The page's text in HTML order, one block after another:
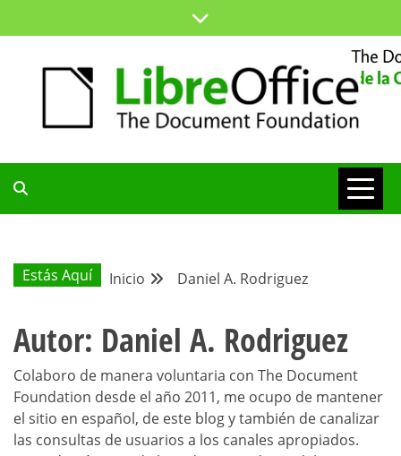
al
BLOG DE LA
COMUNIDAD
HISPANA
Estás Aquí Inicio Daniel A. Rodriguez
Autor: Daniel A. Rodriguez
Colaboro de manera voluntaria con The Document
Foundation desde el año 2011, me ocupo de mantener
el sitio en español, de este blog y también de canalizar
las consultas de usuarios a los canales apropiados.